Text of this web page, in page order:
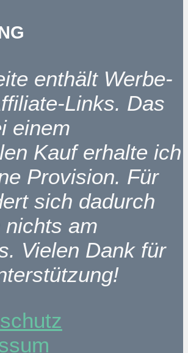
enthält Werbe-
Links. Das
einem
Kauf erhalte ich
Provision. Für
sich dadurch
am
Vielen Dank für